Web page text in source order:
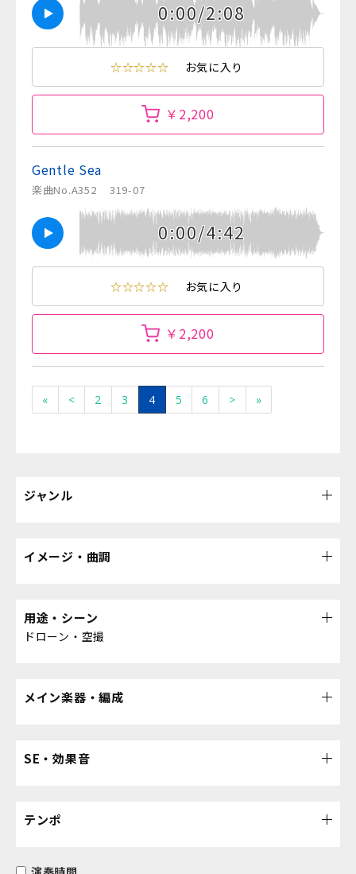
0:00/2:08
☆☆☆☆☆ お気に入り
￥2,200
Gentle Sea
楽曲No.A352 319-07
0:00/4:42
☆☆☆☆☆ お気に入り
￥2,200
« < 2 3 4 5 6 > »
ジャンル
イメージ・曲調
用途・シーン
ドローン・空撮
メイン楽器・編成
SE・効果音
テンポ